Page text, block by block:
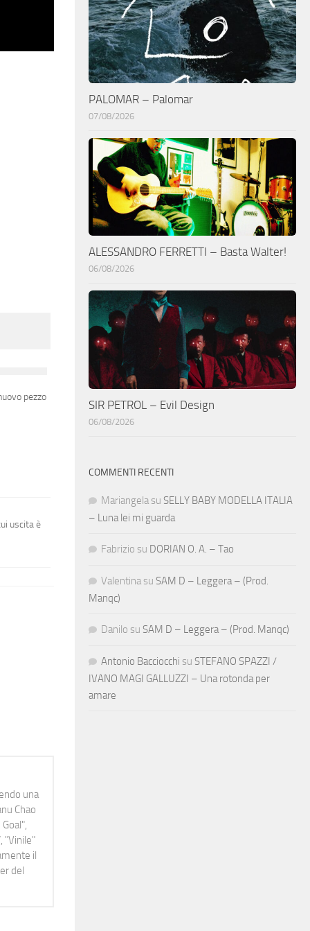
pezzo
uscita è
una
Chao
"Vinile"
il
del
PALOMAR – Palomar
07/08/2026
ALESSANDRO FERRETTI – Basta Walter!
06/08/2026
SIR PETROL – Evil Design
06/08/2026
COMMENTI RECENTI
Mariangela su SELLY BABY MODELLA ITALIA
– Luna lei mi guarda
Fabrizio su DORIAN O. A. – Tao
Valentina su SAM D – Leggera – (Prod.
Manqc)
Danilo su SAM D – Leggera – (Prod. Manqc)
Antonio Bacciocchi su STEFANO SPAZZI /
IVANO MAGI GALLUZZI – Una rotonda per
amare